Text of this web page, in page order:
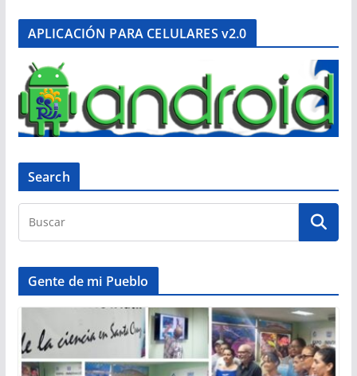
APLICACIÓN PARA CELULARES v2.0
Search
Gente de mi Pueblo